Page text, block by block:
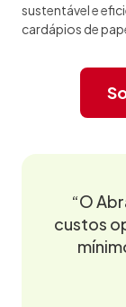
sustentável e
cardápios de
“O
custos